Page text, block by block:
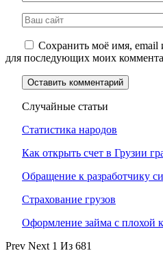
Сохранить моё имя, email
для последующих моих
Случайные статьи
Статистика народов
Как открыть счет в Грузии
Обращение к разработчику
Страхование грузов
Оформление займа с плохой
Prev Next 1 Из 681